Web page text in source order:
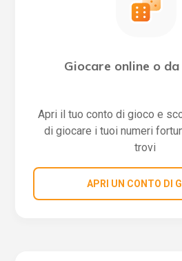
Giocare online o
Apri il tuo conto di gioco e
di giocare i tuoi numeri
trovi
APRI UN CONTO DI